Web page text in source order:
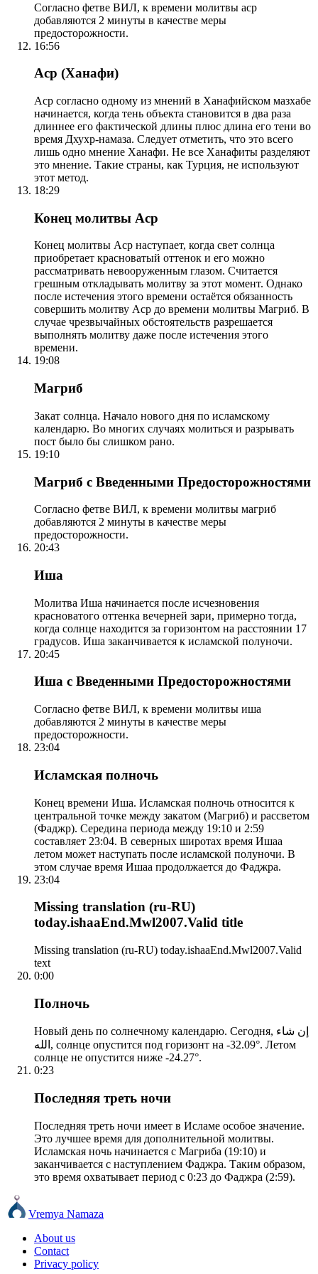
Согласно фетве ВИЛ, к времени молитвы аср
добавляются 2 минуты в качестве меры
предосторожности.
16:56
Аср (Ханафи)
Аср согласно одному из мнений в Ханафийском мазхабе
начинается, когда тень объекта становится в два раза
длиннее его фактической длины плюс длина его тени во
время Дхухр-намаза. Следует отметить, что это всего
лишь одно мнение Ханафи. Не все Ханафиты разделяют
это мнение. Такие страны, как Турция, не используют
этот метод.
18:29
Конец молитвы Аср
Конец молитвы Аср наступает, когда свет солнца
приобретает красноватый оттенок и его можно
рассматривать невооруженным глазом. Считается
грешным откладывать молитву за этот момент. Однако
после истечения этого времени остаётся обязанность
совершить молитву Аср до времени молитвы Магриб. В
случае чрезвычайных обстоятельств разрешается
выполнять молитву даже после истечения этого
времени.
19:08
Магриб
Закат солнца. Начало нового дня по исламскому
календарю. Во многих случаях молиться и разрывать
пост было бы слишком рано.
19:10
Магриб с Введенными Предосторожностями
Согласно фетве ВИЛ, к времени молитвы магриб
добавляются 2 минуты в качестве меры
предосторожности.
20:43
Иша
Молитва Иша начинается после исчезновения
красноватого оттенка вечерней зари, примерно тогда,
когда солнце находится за горизонтом на расстоянии 17
градусов. Иша заканчивается к исламской полуночи.
20:45
Иша с Введенными Предосторожностями
Согласно фетве ВИЛ, к времени молитвы иша
добавляются 2 минуты в качестве меры
предосторожности.
23:04
Исламская полночь
Конец времени Иша. Исламская полночь относится к
центральной точке между закатом (Магриб) и рассветом
(Фаджр). Середина периода между 19:10 и 2:59
составляет 23:04. В северных широтах время Ишаа
летом может наступать после исламской полуночи. В
этом случае время Ишаа продолжается до Фаджра.
23:04
Missing translation (ru-RU)
today.ishaaEnd.Mwl2007.Valid title
Missing translation (ru-RU) today.ishaaEnd.Mwl2007.Valid
text
0:00
Полночь
Новый день по солнечному календарю. Сегодня, إن شاء
الله, солнце опустится под горизонт на -32.09°. Летом
солнце не опустится ниже -24.27°.
0:23
Последняя треть ночи
Последняя треть ночи имеет в Исламе особое значение.
Это лучшее время для дополнительной молитвы.
Исламская ночь начинается с Магриба (19:10) и
заканчивается с наступлением Фаджра. Таким образом,
это время охватывает период с 0:23 до Фаджра (2:59).
Vremya Namaza
About us
Contact
Privacy policy